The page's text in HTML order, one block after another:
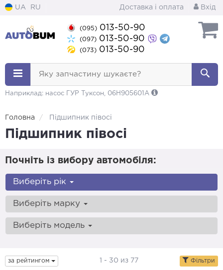
UA RU Доставка і оплата Вхід
(095) 013-50-90
(097) 013-50-90
(073) 013-50-90
Яку запчастину шукаєте?
Наприклад: насос ГУР Туксон, 06H905601A
Головна Підшипник півосі
Підшипник півосі
Почніть із вибору автомобіля:
Виберіть рік
Виберіть марку
Виберіть модель
за рейтингом 1 - 30 из 77 Фільтри